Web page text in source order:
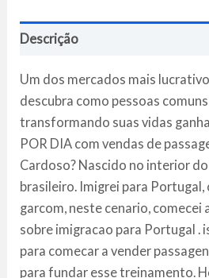
Descrição
Um dos mercados mais
descubra como pessoas
transformando suas vidas
POR DIA com vendas de
Cardoso? Nascido no interior
brasileiro. Imigrei para
garcom, neste cenario, comecei
sobre imigracao para Portugal .
para comecar a vender
para fundar esse treinamento.